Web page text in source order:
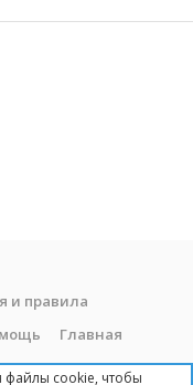
и правила
Главная
файлы cookie, чтобы